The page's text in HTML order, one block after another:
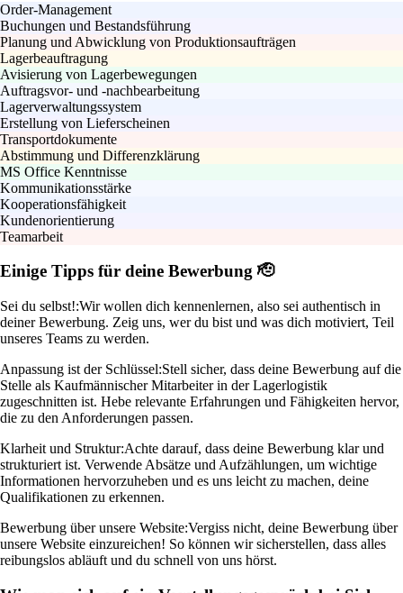
Order-Management
Buchungen und Bestandsführung
Planung und Abwicklung von Produktionsaufträgen
Lagerbeauftragung
Avisierung von Lagerbewegungen
Auftragsvor- und -nachbearbeitung
Lagerverwaltungssystem
Erstellung von Lieferscheinen
Transportdokumente
Abstimmung und Differenzklärung
MS Office Kenntnisse
Kommunikationsstärke
Kooperationsfähigkeit
Kundenorientierung
Teamarbeit
Einige Tipps für deine Bewerbung 🫡
Sei du selbst!:Wir wollen dich kennenlernen, also sei authentisch in
deiner Bewerbung. Zeig uns, wer du bist und was dich motiviert, Teil
unseres Teams zu werden.
Anpassung ist der Schlüssel:Stell sicher, dass deine Bewerbung auf die
Stelle als Kaufmännischer Mitarbeiter in der Lagerlogistik
zugeschnitten ist. Hebe relevante Erfahrungen und Fähigkeiten hervor,
die zu den Anforderungen passen.
Klarheit und Struktur:Achte darauf, dass deine Bewerbung klar und
strukturiert ist. Verwende Absätze und Aufzählungen, um wichtige
Informationen hervorzuheben und es uns leicht zu machen, deine
Qualifikationen zu erkennen.
Bewerbung über unsere Website:Vergiss nicht, deine Bewerbung über
unsere Website einzureichen! So können wir sicherstellen, dass alles
reibungslos abläuft und du schnell von uns hörst.